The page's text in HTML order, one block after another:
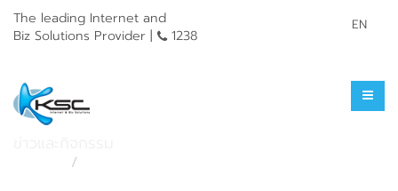
The leading Internet and
Biz Solutions Provider |
1238
EN
ข่าวประชาสัมพันธ์